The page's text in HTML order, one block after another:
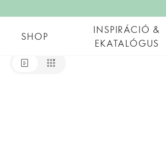
SHOP
INSPIRÁCIÓ &
EKATALÓGUS
Aktuális Oriflame eKatalógus